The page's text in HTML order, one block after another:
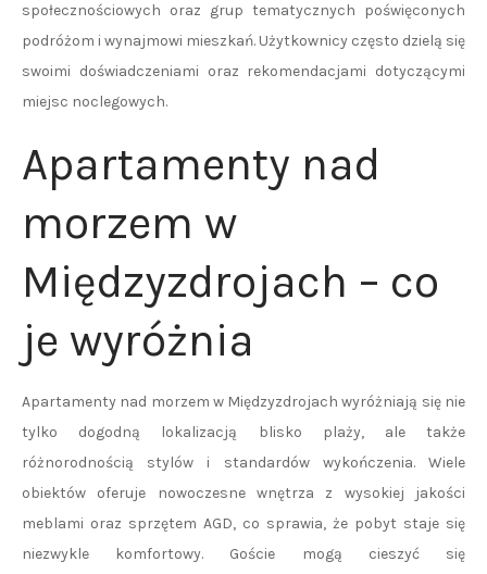
społecznościowych oraz grup tematycznych poświęconych
podróżom i wynajmowi mieszkań. Użytkownicy często dzielą się
swoimi doświadczeniami oraz rekomendacjami dotyczącymi
miejsc noclegowych.
Apartamenty nad
morzem w
Międzyzdrojach – co
je wyróżnia
Apartamenty nad morzem w Międzyzdrojach wyróżniają się nie
tylko dogodną lokalizacją blisko plaży, ale także
różnorodnością stylów i standardów wykończenia. Wiele
obiektów oferuje nowoczesne wnętrza z wysokiej jakości
meblami oraz sprzętem AGD, co sprawia, że pobyt staje się
niezwykle komfortowy. Goście mogą cieszyć się